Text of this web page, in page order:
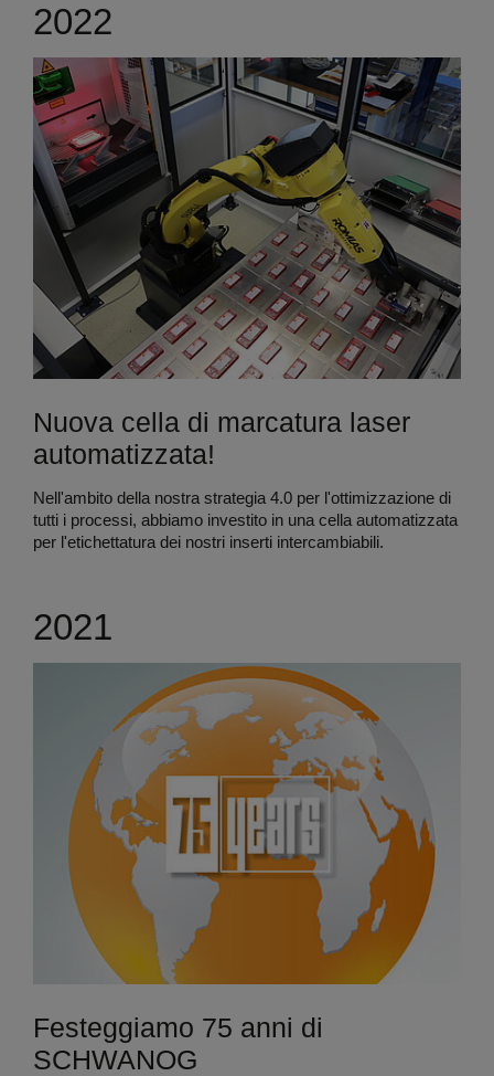
2022
Nuova cella di marcatura laser
automatizzata!
Nell'ambito della nostra strategia 4.0 per l'ottimizzazione di
tutti i processi, abbiamo investito in una cella automatizzata
per l'etichettatura dei nostri inserti intercambiabili.
2021
Festeggiamo 75 anni di
SCHWANOG